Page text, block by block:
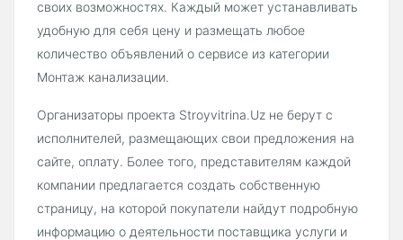
своих возможностях. Каждый может устанавливать
удобную для себя цену и размещать любое
количество объявлений о сервисе из категории
Монтаж канализации.
Организаторы проекта Stroyvitrina.Uz не берут с
исполнителей, размещающих свои предложения на
сайте, оплату. Более того, представителям каждой
компании предлагается создать собственную
страницу, на которой покупатели найдут подробную
информацию о деятельности поставщика услуги и